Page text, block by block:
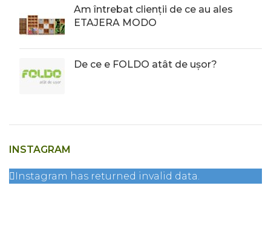
Am întrebat clienții de ce au ales
ETAJERA MODO
De ce e FOLDO atât de ușor?
INSTAGRAM
Instagram has returned invalid data.